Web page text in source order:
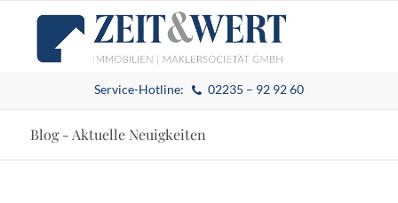
Service-Hotline: 02235 – 92 92 60
Blog - Aktuelle Neuigkeiten